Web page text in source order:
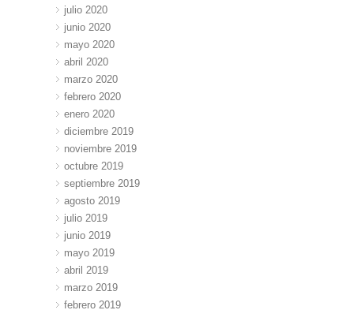
julio 2020
junio 2020
mayo 2020
abril 2020
marzo 2020
febrero 2020
enero 2020
diciembre 2019
noviembre 2019
octubre 2019
septiembre 2019
agosto 2019
julio 2019
junio 2019
mayo 2019
abril 2019
marzo 2019
febrero 2019